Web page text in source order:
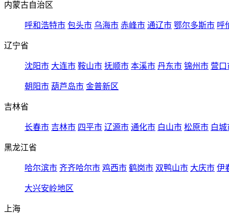
内蒙古自治区
呼和浩特市 包头市 乌海市 赤峰市 通辽市 鄂尔多斯市 呼
辽宁省
沈阳市 大连市 鞍山市 抚顺市 本溪市 丹东市 锦州市 营口
朝阳市 葫芦岛市 金普新区
吉林省
长春市 吉林市 四平市 辽源市 通化市 白山市 松原市 白城
黑龙江省
哈尔滨市 齐齐哈尔市 鸡西市 鹤岗市 双鸭山市 大庆市 伊
大兴安岭地区
上海